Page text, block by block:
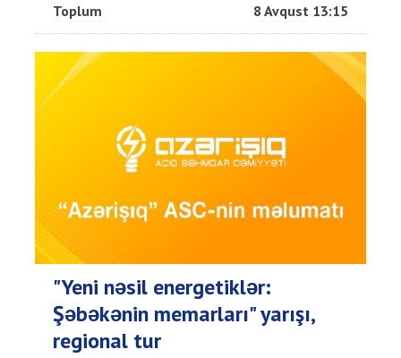
Toplum 8 Avqust 13:15
"Yeni nəsil energetiklər:
Şəbəkənin memarları" yarışı,
regional tur